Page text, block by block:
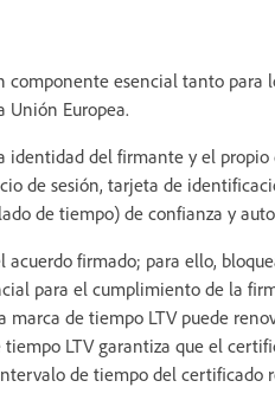
esencial tanto para
Unión Europea.
identidad del firmante y el propio
de sesión, tarjeta de
de tiempo) de confianza y
firmado; para ello,
para el cumplimiento de la
de tiempo LTV puede
LTV garantiza que el
de tiempo del certificado